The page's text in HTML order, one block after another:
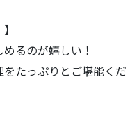
るのが嬉しい！
たっぷりとご堪能くだ